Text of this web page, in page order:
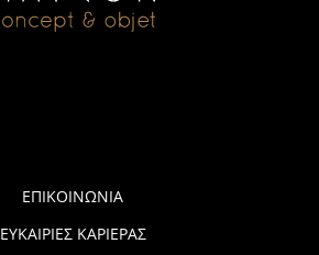
ΕΠΙΚΟΙΝΩΝΙΑ
ΕΥΚΑΙΡΙΕΣ ΚΑΡΙΕΡΑΣ